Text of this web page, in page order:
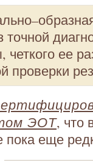
точной
четкого ее
проверки
ЭОТ, что
пока еще